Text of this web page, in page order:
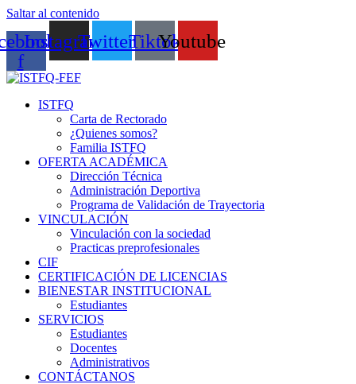
Saltar al contenido
f
InstagramTwitterTiktokYoutube
ISTFQ
Carta de Rectorado
¿Quienes somos?
Familia ISTFQ
OFERTA ACADÉMICA
Dirección Técnica
Administración Deportiva
Programa de Validación de Trayectoria
VINCULACIÓN
Vinculación con la sociedad
Practicas preprofesionales
CIF
CERTIFICACIÓN DE LICENCIAS
BIENESTAR INSTITUCIONAL
Estudiantes
SERVICIOS
Estudiantes
Docentes
Administrativos
CONTÁCTANOS